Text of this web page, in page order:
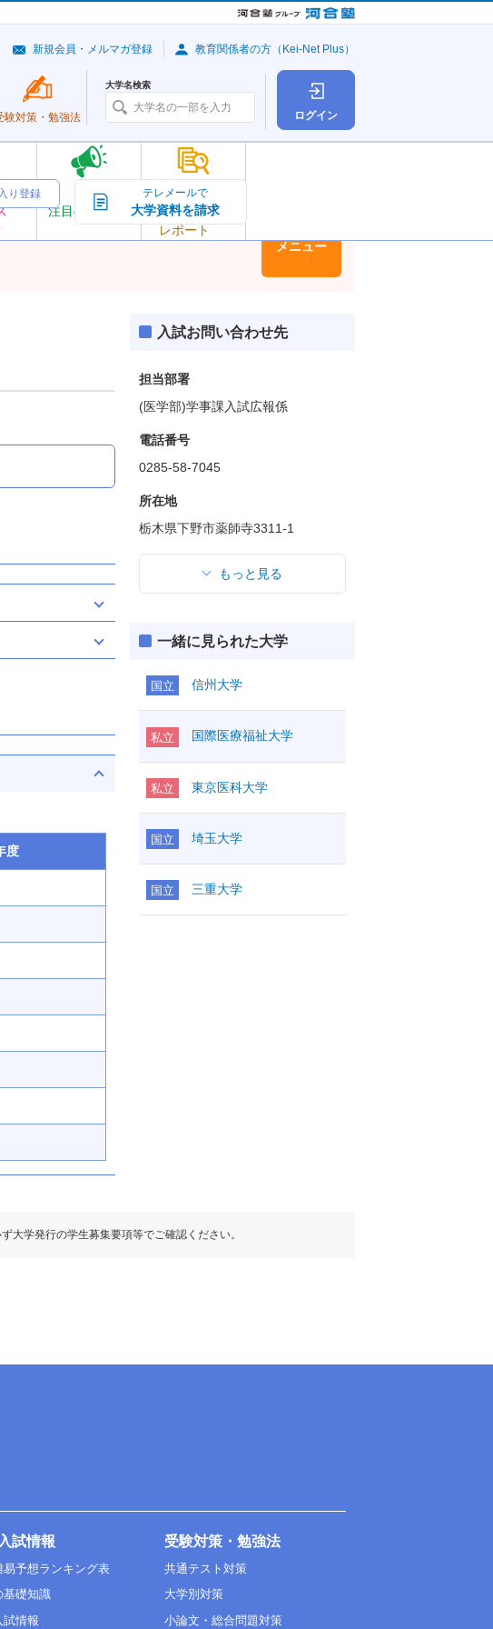
ログイン
注目の大学
大学の今
トピック＆
レポート
験対策・ 勉強法
大学名検索
新規会員・メルマガ登録 教育関係者の方（Kei-Net Plus）
り登録 テレメールで
大学資料を請求
メニュー
度
入試お問い合わせ先
担当部署
(医学部)学事課入試広報係
電話番号
0285-58-7045
所在地
栃木県下野市薬師寺3311-1
もっと見る
一緒に見られた大学
国立 信州大学
私立 国際医療福祉大学
私立 東京医科大学
国立 埼玉大学
国立 三重大学
大学発行の学生募集要項等でご確認ください。
試情報
易予想ランキング表
基礎知識
試情報
受験対策・勉強法
共通テスト対策
大学別対策
小論文・総合問題対策